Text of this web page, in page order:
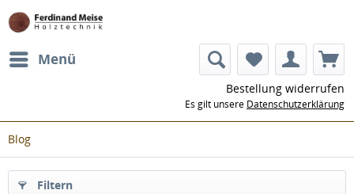
Menü
Bestellung widerrufen
Es gilt unsere Datenschutzerklärung
Blog
Filtern